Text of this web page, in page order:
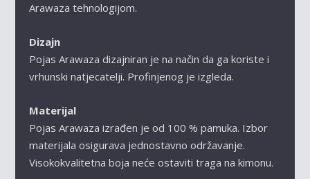
Arawaza tehnologijom.
Dizajn
Pojas Arawazadizajniran je na način da ga koriste i
vrhunski natjecatelji. Profinjenog je izgleda.
Materijal
Pojas Arawaza izrađen je od 100 % pamuka. Izbor
materijala osigurava jednostavno održavanje.
Visokokvalitetna boja neće ostaviti traga na kimonu.